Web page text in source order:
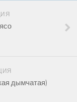
дымчатая)